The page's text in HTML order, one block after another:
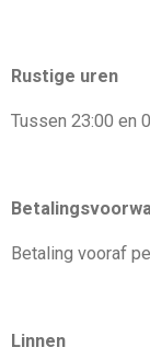
Rustige uren
Tussen 23:00 en
Betaling vooraf
Linnen